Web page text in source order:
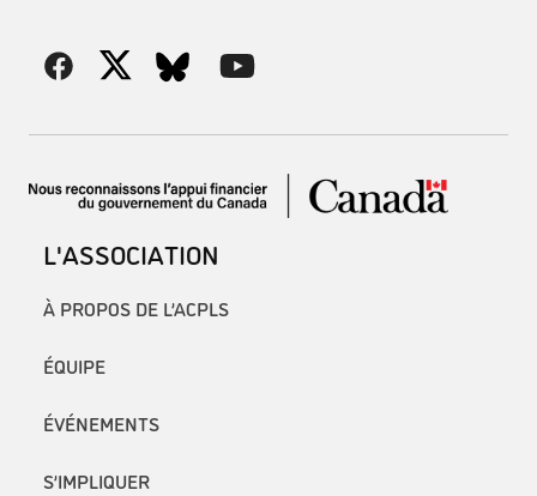
L'ASSOCIATION
À PROPOS DE L’ACPLS
ÉQUIPE
ÉVÉNEMENTS
S’IMPLIQUER